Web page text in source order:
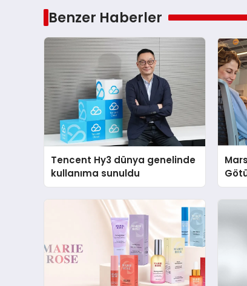
Benzer Haberler
Tencent Hy3 dünya genelinde
kullanıma sunuldu